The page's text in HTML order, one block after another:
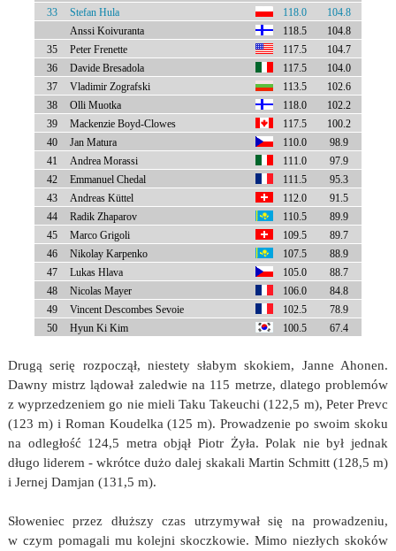
33 Stefan Hula 118.0
104.8
Anssi Koivuranta
118.5
104.8
35
Peter Frenette 117.5
104.7
36
Davide Bresadola 117.5
104.0
37
Vladimir Zografski 113.5
102.6
38
Olli Muotka 118.0
102.2
39
Mackenzie Boyd-Clowes 117.5
100.2
40
Jan Matura 110.0
98.9
41
Andrea Morassi 111.0
97.9
42
Emmanuel Chedal 111.5
95.3
43
Andreas Küttel 112.0
91.5
44
Radik Zhaparov 110.5
89.9
45
Marco Grigoli 109.5
89.7
46
Nikolay Karpenko 107.5
88.9
47
Lukas Hlava 105.0
88.7
48
Nicolas Mayer 106.0
84.8
49
Vincent Descombes Sevoie 102.5
78.9
50
Hyun Ki Kim 100.5 67.4
Drugą serię rozpoczął, niestety słabym skokiem, Janne Ahonen.
Dawny mistrz lądował zaledwie na 115 metrze, dlatego problemów
z wyprzedzeniem go nie mieli Taku Takeuchi (122,5 m), Peter Prevc
(123 m) i Roman Koudelka (125 m). Prowadzenie po swoim skoku
na odległość 124,5 metra objął Piotr Żyła. Polak nie był jednak
długo liderem - wkrótce dużo dalej skakali Martin Schmitt (128,5 m)
i Jernej Damjan (131,5 m).
Słoweniec przez dłuższy czas utrzymywał się na prowadzeniu,
w czym pomagali mu kolejni skoczkowie. Mimo niezłych skoków